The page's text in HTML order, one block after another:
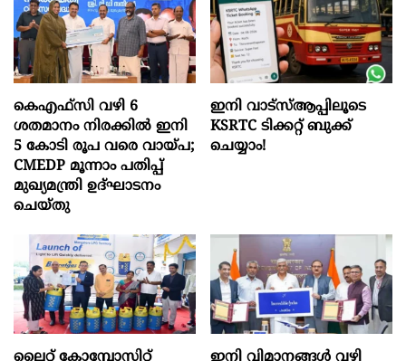
കെഎഫ്സി വഴി 6
ശതമാനം നിരക്കിൽ ഇനി
5 കോടി രൂപ വരെ വായ്പ;
CMEDP മൂന്നാം പതിപ്പ്
മുഖ്യമന്ത്രി ഉദ്ഘാടനം
ചെയ്തു
ഇനി വാട്‌സ്ആപ്പിലൂടെ
KSRTC ടിക്കറ്റ് ബുക്ക്
ചെയ്യാം!
ലൈറ്റ് കോമ്പോസിറ്റ്
ഇനി വിമാനങ്ങള്‍ വഴി